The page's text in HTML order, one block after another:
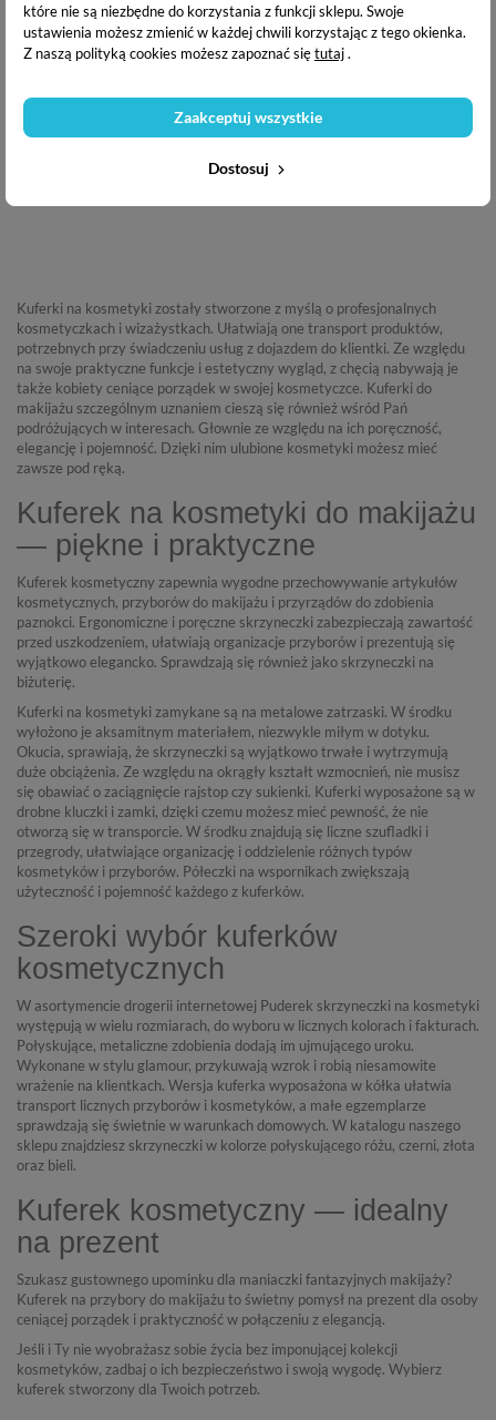
które nie są niezbędne do korzystania z funkcji sklepu. Swoje
ustawienia możesz zmienić w każdej chwili korzystając z tego okienka.
Z naszą polityką cookies możesz zapoznać siętutaj.
Dostosuj
Zaakceptuj wszystkie
Kuferki na kosmetyki zostały stworzone z myślą o profesjonalnych
kosmetyczkach i wizażystkach. Ułatwiają one transport produktów,
potrzebnych przy świadczeniu usług z dojazdem do klientki. Ze względu
na swoje praktyczne funkcje i estetyczny wygląd, z chęcią nabywają je
także kobiety ceniące porządek w swojej kosmetyczce. Kuferki do
makijażu szczególnym uznaniem cieszą się również wśród Pań
podróżujących w interesach. Głownie ze względu na ich poręczność,
elegancję i pojemność. Dzięki nim ulubione kosmetyki możesz mieć
zawsze pod ręką.
Kuferek na kosmetyki do makijażu
— piękne i praktyczne
Kuferek kosmetyczny zapewnia wygodne przechowywanie artykułów
kosmetycznych, przyborów do makijażu i przyrządów do zdobienia
paznokci. Ergonomiczne i poręczne skrzyneczki zabezpieczają zawartość
przed uszkodzeniem, ułatwiają organizacje przyborów i prezentują się
wyjątkowo elegancko. Sprawdzają się również jako skrzyneczki na
biżuterię.
Kuferki na kosmetyki zamykane są na metalowe zatrzaski. W środku
wyłożono je aksamitnym materiałem, niezwykle miłym w dotyku.
Okucia, sprawiają, że skrzyneczki są wyjątkowo trwałe i wytrzymują
duże obciążenia. Ze względu na okrągły kształt wzmocnień, nie musisz
się obawiać o zaciągnięcie rajstop czy sukienki. Kuferki wyposażone są w
drobne kluczki i zamki, dzięki czemu możesz mieć pewność, że nie
otworzą się w transporcie. W środku znajdują się liczne szufladki i
przegrody, ułatwiające organizację i oddzielenie różnych typów
kosmetyków i przyborów. Półeczki na wspornikach zwiększają
użyteczność i pojemność każdego z kuferków.
Szeroki wybór kuferków
kosmetycznych
W asortymencie drogerii internetowej Puderek skrzyneczki na kosmetyki
występują w wielu rozmiarach, do wyboru w licznych kolorach i fakturach.
Połyskujące, metaliczne zdobienia dodają im ujmującego uroku.
Wykonane w stylu glamour, przykuwają wzrok i robią niesamowite
wrażenie na klientkach. Wersja kuferka wyposażona w kółka ułatwia
transport licznych przyborów i kosmetyków, a małe egzemplarze
sprawdzają się świetnie w warunkach domowych. W katalogu naszego
sklepu znajdziesz skrzyneczki w kolorze połyskującego różu, czerni, złota
oraz bieli.
Kuferek kosmetyczny — idealny
na prezent
Szukasz gustownego upominku dla maniaczki fantazyjnych makijaży?
Kuferek na przybory do makijażu to świetny pomysł na prezent dla osoby
ceniącej porządek i praktyczność w połączeniu z elegancją.
Jeśli i Ty nie wyobrażasz sobie życia bez imponującej kolekcji
kosmetyków, zadbaj o ich bezpieczeństwo i swoją wygodę. Wybierz
kuferek stworzony dla Twoich potrzeb.